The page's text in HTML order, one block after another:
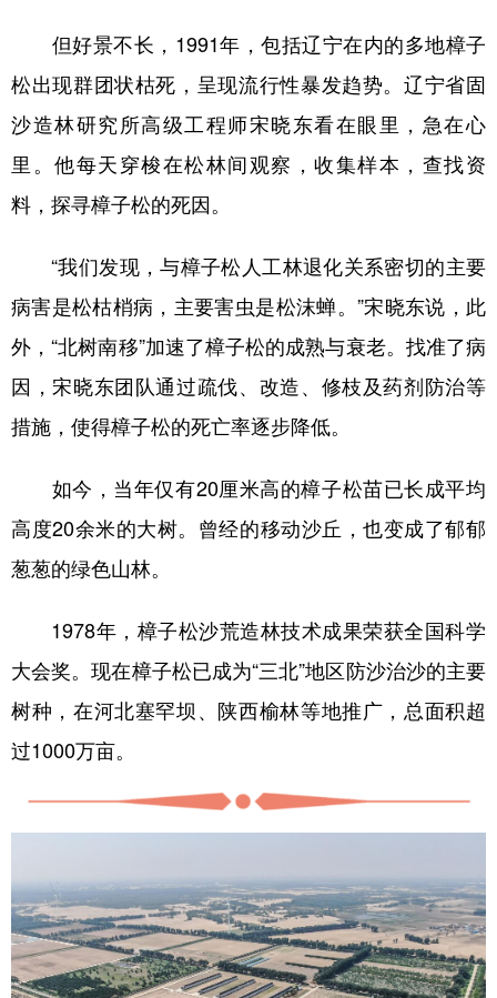
但好景不长，1991年，包括辽宁在内的多地樟子
松出现群团状枯死，呈现流行性暴发趋势。辽宁省固
沙造林研究所高级工程师宋晓东看在眼里，急在心
里。他每天穿梭在松林间观察，收集样本，查找资
料，探寻樟子松的死因。
“我们发现，与樟子松人工林退化关系密切的主要
病害是松枯梢病，主要害虫是松沫蝉。”宋晓东说，此
外，“北树南移”加速了樟子松的成熟与衰老。找准了病
因，宋晓东团队通过疏伐、改造、修枝及药剂防治等
措施，使得樟子松的死亡率逐步降低。
如今，当年仅有20厘米高的樟子松苗已长成平均
高度20余米的大树。曾经的移动沙丘，也变成了郁郁
葱葱的绿色山林。
1978年，樟子松沙荒造林技术成果荣获全国科学
大会奖。现在樟子松已成为“三北”地区防沙治沙的主要
树种，在河北塞罕坝、陕西榆林等地推广，总面积超
过1000万亩。